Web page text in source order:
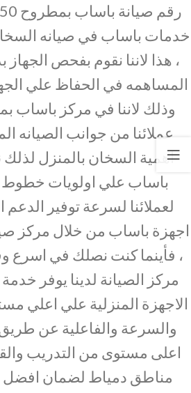
خدمات باساب في صيانه
، هذا لاننا نقوم بفحص الجهاز
المساهمه في الحفاظ علي
وذلك لاننا في مركز باساب
عملائنا من جوانب الصيانه
اهمية السخان بالمنزل
باساب علي اولويات خطوط
لعملائنا لسرعة توفير
اجهزة باساب من خلال مركز
، فأينما كنت نصلك في
مركز الصيانة لدينا يوفر
الاجهزة المنزلية علي اعلي
والسرعة والفاعلية عن
اعلى مستوى من التدريب
مناطق دمياط لضمان افضل